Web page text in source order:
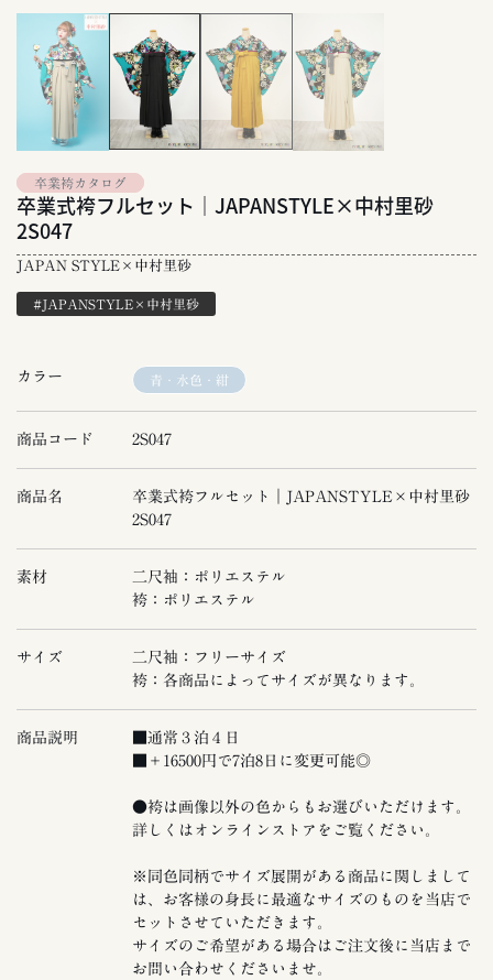
卒業袴カタログ
卒業式袴フルセット｜JAPANSTYLE×中村里砂
2S047
JAPAN STYLE×中村里砂
#JAPANSTYLE×中村里砂
カラー 青・水色・紺
商品コード 2S047
商品名
卒業式袴フルセット｜JAPANSTYLE×中村里砂
2S047
素材
二尺袖：ポリエステル
袴：ポリエステル
サイズ
二尺袖：フリーサイズ
袴：各商品によってサイズが異なります。
商品説明
■通常３泊４日
■＋16500円で7泊8日に変更可能◎
●袴は画像以外の色からもお選びいただけます。
詳しくはオンラインストアをご覧ください。
※同色同柄でサイズ展開がある商品に関しまして
は、お客様の身長に最適なサイズのものを当店で
セットさせていただきます。
サイズのご希望がある場合はご注文後に当店まで
お問い合わせくださいませ。